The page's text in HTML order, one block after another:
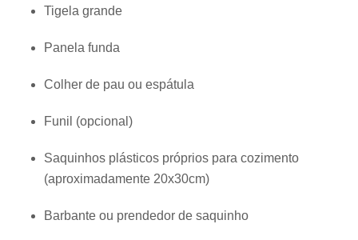
Tigela grande
Panela funda
Colher de pau ou espátula
Funil (opcional)
Saquinhos plásticos próprios para cozimento
(aproximadamente 20x30cm)
Barbante ou prendedor de saquinho